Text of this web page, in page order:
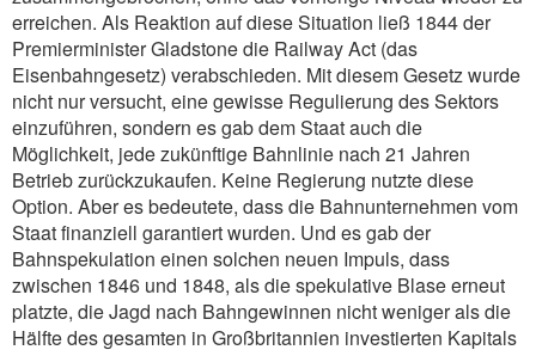
erreichen. Als Reaktion auf diese Situation ließ 1844 der
Premierminister Gladstone die Railway Act (das
Eisenbahngesetz) verabschieden. Mit diesem Gesetz wurde
nicht nur versucht, eine gewisse Regulierung des Sektors
einzuführen, sondern es gab dem Staat auch die
Möglichkeit, jede zukünftige Bahnlinie nach 21 Jahren
Betrieb zurückzukaufen. Keine Regierung nutzte diese
Option. Aber es bedeutete, dass die Bahnunternehmen vom
Staat finanziell garantiert wurden. Und es gab der
Bahnspekulation einen solchen neuen Impuls, dass
zwischen 1846 und 1848, als die spekulative Blase erneut
platzte, die Jagd nach Bahngewinnen nicht weniger als die
Hälfte des gesamten in Großbritannien investierten Kapitals